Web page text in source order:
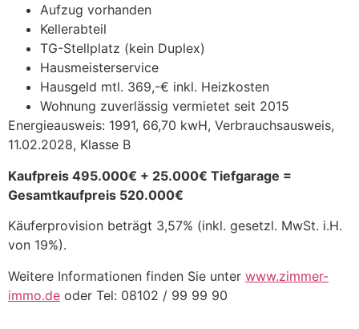
Aufzug vorhanden
Kellerabteil
TG-Stellplatz (kein Duplex)
Hausmeisterservice
Hausgeld mtl. 369,-€ inkl. Heizkosten
Wohnung zuverlässig vermietet seit 2015
Energieausweis: 1991, 66,70 kwH, Verbrauchsausweis,
11.02.2028, Klasse B
Kaufpreis 495.000€ + 25.000€ Tiefgarage =
Gesamtkaufpreis 520.000€
Käuferprovision beträgt 3,57% (inkl. gesetzl. MwSt. i.H.
von 19%).
Weitere Informationen finden Sie unter www.zimmer-
immo.de oder Tel: 08102 / 99 99 90